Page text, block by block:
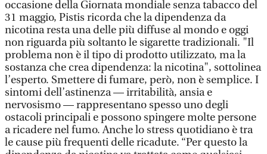
occasione della Giornata mondiale senza tabacco del
31 maggio, Pistis ricorda che la dipendenza da
nicotina resta una delle più diffuse al mondo e oggi
non riguarda più soltanto le sigarette tradizionali. "Il
problema non è il tipo di prodotto utilizzato, ma la
sostanza che crea dipendenza: la nicotina", sottolinea
l’esperto. Smettere di fumare, però, non è semplice. I
sintomi dell’astinenza — irritabilità, ansia e
nervosismo — rappresentano spesso uno degli
ostacoli principali e possono spingere molte persone
a ricadere nel fumo. Anche lo stress quotidiano è tra
le cause più frequenti delle ricadute. “Per questo la